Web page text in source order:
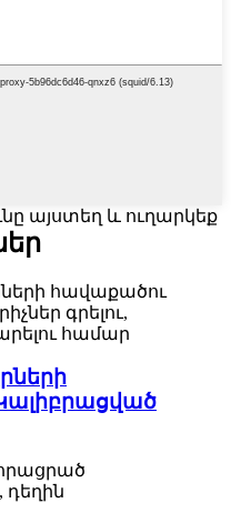
այստեղ և ուղարկեք